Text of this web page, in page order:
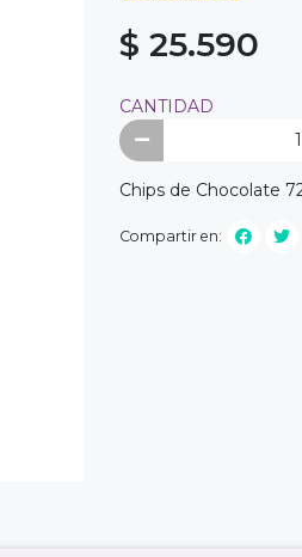
$ 25.590
CANTIDAD
Chips de Chocolate
Compartir en: